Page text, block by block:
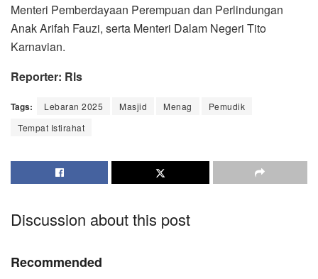
Menteri Pemberdayaan Perempuan dan Perlindungan
Anak Arifah Fauzi, serta Menteri Dalam Negeri Tito
Karnavian.
Reporter: Rls
Tags: Lebaran 2025 Masjid Menag
Pemudik
Tempat Istirahat
Discussion about this post
Recommended